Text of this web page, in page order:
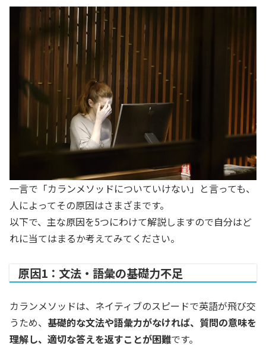
一言で「カランメソッドについていけない」と言っても、
人によってその原因はさまざまです。
以下で、主な原因を5つにわけて解説しますので自分はど
れに当てはまるか考えてみてください。
原因1：文法・語彙の基礎力不足
カランメソッドは、ネイティブのスピードで英語が飛び交
うため、 基礎的な文法や語彙力がなければ、質問の意味を
理解し、適切な答えを返すことが困難です。